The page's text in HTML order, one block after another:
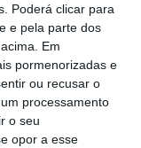
Poderá clicar para
e pela parte dos
Em
pormenorizadas e
ou recusar o
processamento
o seu
opor a esse
é
apoie
rigoroso.
Premium e
à